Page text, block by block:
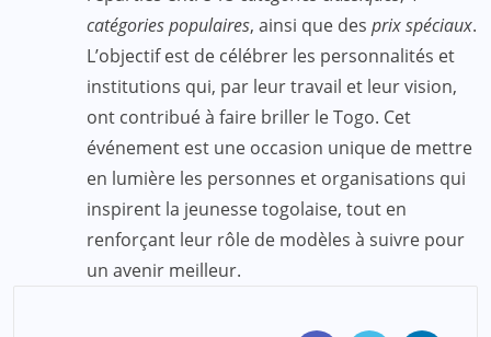
catégories populaires, ainsi que des prix spéciaux.
L’objectif est de célébrer les personnalités et
institutions qui, par leur travail et leur vision,
ont contribué à faire briller le Togo. Cet
événement est une occasion unique de mettre
en lumière les personnes et organisations qui
inspirent la jeunesse togolaise, tout en
renforçant leur rôle de modèles à suivre pour
un avenir meilleur.